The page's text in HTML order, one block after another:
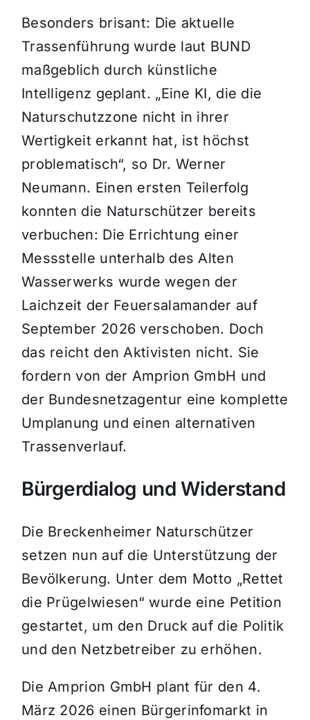
Besonders brisant: Die aktuelle
Trassenführung wurde laut BUND
maßgeblich durch künstliche
Intelligenz geplant. „Eine KI, die die
Naturschutzzone nicht in ihrer
Wertigkeit erkannt hat, ist höchst
problematisch“, so Dr. Werner
Neumann. Einen ersten Teilerfolg
konnten die Naturschützer bereits
verbuchen: Die Errichtung einer
Messstelle unterhalb des Alten
Wasserwerks wurde wegen der
Laichzeit der Feuersalamander auf
September 2026 verschoben. Doch
das reicht den Aktivisten nicht. Sie
fordern von der Amprion GmbH und
der Bundesnetzagentur eine komplette
Umplanung und einen alternativen
Trassenverlauf.
Bürgerdialog und Widerstand
Die Breckenheimer Naturschützer
setzen nun auf die Unterstützung der
Bevölkerung. Unter dem Motto „Rettet
die Prügelwiesen“ wurde eine Petition
gestartet, um den Druck auf die Politik
und den Netzbetreiber zu erhöhen.
Die Amprion GmbH plant für den 4.
März 2026 einen Bürgerinfomarkt in